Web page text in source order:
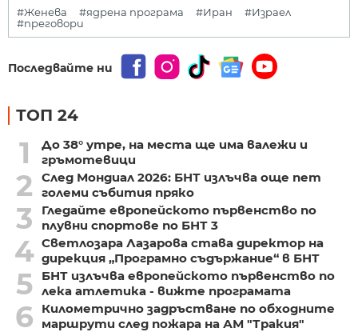
#Женева #ядрена програма #Иран
#Израел
#преговори
Последвайте ни
ТОП 24
1
До 38° утре, на места ще има валежи и
гръмотевици
2
След Мондиал 2026: БНТ излъчва още пет
големи събития пряко
3
Гледайте европейското първенство по
плувни спортове по БНТ 3
4 Светлозара Лазарова става директор на
дирекция „Програмно съдържание“ в БНТ
5
БНТ излъчва европейското първенство по
лека атлетика - вижте програмата
6
Километрично задръстване по обходните
маршрути след пожара на АМ "Тракия"